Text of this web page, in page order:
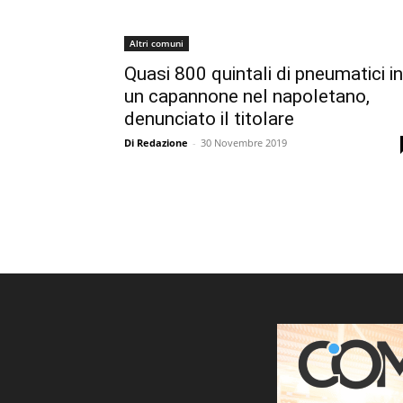
Altri comuni
Quasi 800 quintali di pneumatici in
un capannone nel napoletano,
denunciato il titolare
Di Redazione - 30 Novembre 2019